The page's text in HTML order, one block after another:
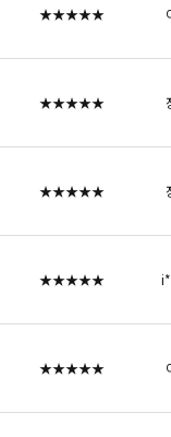
★★★★★
★★★★★
★★★★★
★★★★★
★★★★★